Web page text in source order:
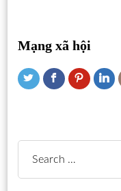
Mạng xã hội
Search
for: